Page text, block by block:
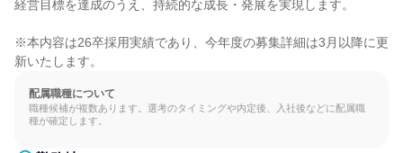
経営目標を達成のうえ、持続的な成長・発展を実現します。
※本内容は26卒採用実績であり、今年度の募集詳細は3月以降に更
新いたします。
配属職種について
職種候補が複数あります。選考のタイミングや内定後、入社後などに配属職
種が確定します。